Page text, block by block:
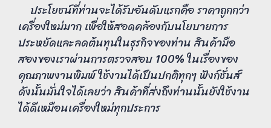
ประโยชน์ที่ท่านจะได้รับอันดับแรกคือ ราคาถูกกว่า
เครื่องใหม่มาก เพื่อให้สอดคล้องกับนโยบายการ
ประหยัดและลดต้นทุนในธุรกิจของท่าน สินค้ามือ
สองของเราผ่านการตรวจสอบ 100% ในเรื่องของ
คุณภาพงานพิมพ์ ใช้งานได้เป็นปกติทุกๆ ฟังก์ชั่นส์
ดังนั้นมั่นใจได้เลยว่า สินค้าที่ส่งถึงท่านนั้นยังใช้งาน
ได้ดีเหมือนเครื่องใหม่ทุกประการ